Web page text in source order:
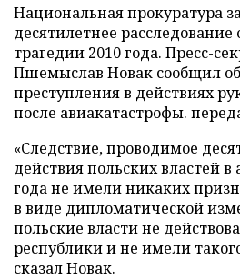
Национальная прокуратура
десятилетнее расследование
трагедии 2010 года. Пресс-
Пшемыслав Новак сообщил об
преступления в действиях
после авиакатастрофы.
«Следствие, проводимое
действия польских властей в
года не имели никаких
в виде дипломатической
польские власти не
республики и не имели
сказал Новак.